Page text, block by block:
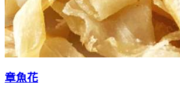
章魚花